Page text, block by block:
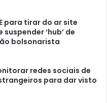
para tirar do ar site
suspender ‘hub’ de
bolsonarista
redes sociais de
para dar visto